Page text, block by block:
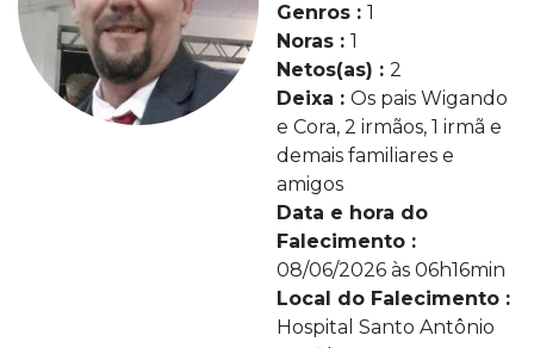
Genros : 1
Noras : 1
Netos(as) : 2
Deixa : Os pais Wigando
e Cora, 2 irmãos, 1 irmã e
demais familiares e
amigos
Data e hora do
Falecimento :
08/06/2026 às 06h16min
Local do Falecimento :
Hospital Santo Antônio